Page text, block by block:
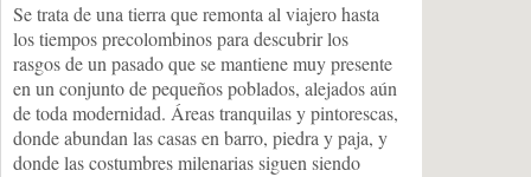
Se trata de una tierra que remonta al viajero hasta
los tiempos precolombinos para descubrir los
rasgos de un pasado que se mantiene muy presente
en un conjunto de pequeños poblados, alejados aún
de toda modernidad. Áreas tranquilas y pintorescas,
donde abundan las casas en barro, piedra y paja, y
donde las costumbres milenarias siguen siendo